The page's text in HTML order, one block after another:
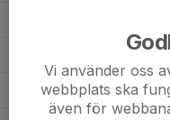
Felix Lunde
Eskil Elofsson
Vi använder oss
webbplats ska
även för